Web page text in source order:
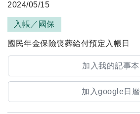
2024/05/15
入帳／國保
國民年金保險喪葬給付預定入帳日
加入我的記事本
加入google日曆